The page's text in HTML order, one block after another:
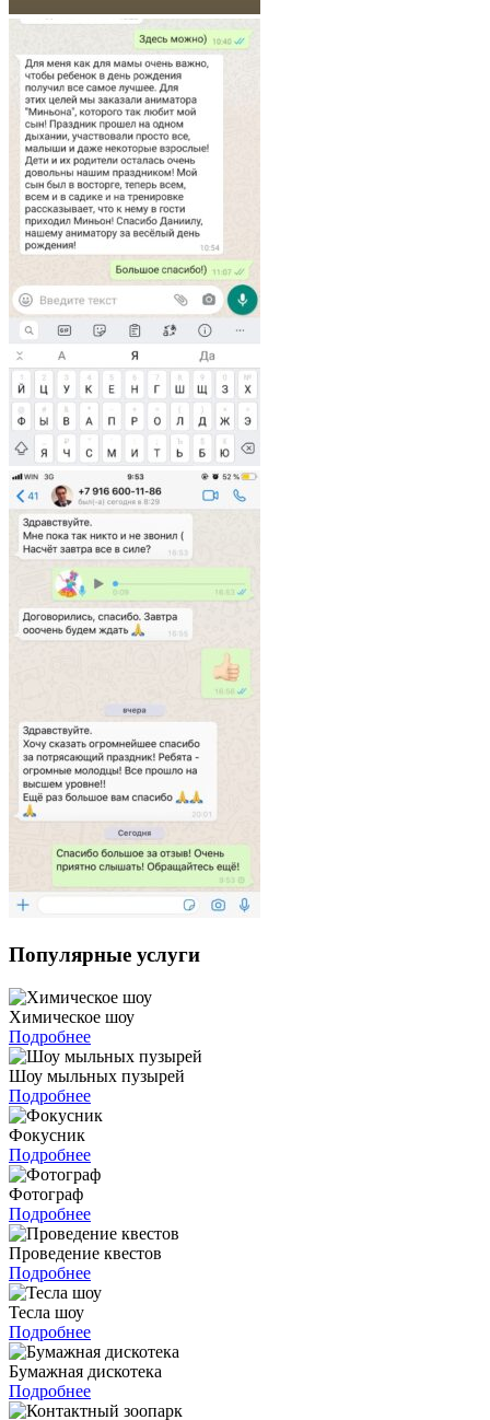
Популярные услуги
Химическое шоу
Подробнее
Шоу мыльных пузырей
Подробнее
Фокусник
Подробнее
Фотограф
Подробнее
Проведение квестов
Подробнее
Тесла шоу
Подробнее
Бумажная дискотека
Подробнее